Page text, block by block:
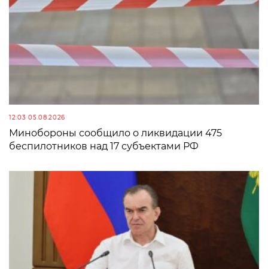
12:03 05.08.2026
Минобороны сообщило о ликвидации 475
беспилотников над 17 субъектами РФ